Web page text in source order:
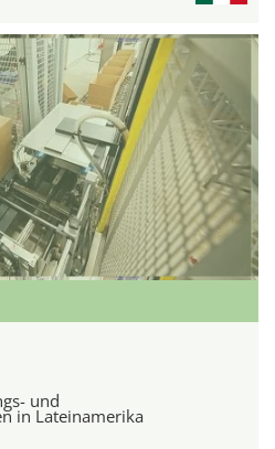
und
in Lateinamerika